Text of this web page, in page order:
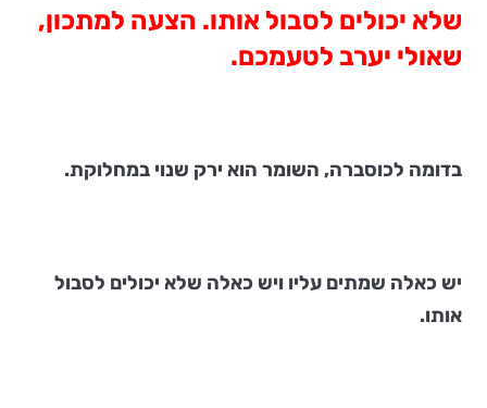
שלא יכולים לסבול אותו. הצעה למתכון,
שאולי יערב לטעמכם.
בדומה לכוסברה, השומר הוא ירק שנוי במחלוקת.
יש כאלה שמתים עליו ויש כאלה שלא יכולים לסבול
אותו.